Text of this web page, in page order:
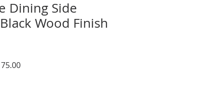
Dining Side
Wood Finish
Precio